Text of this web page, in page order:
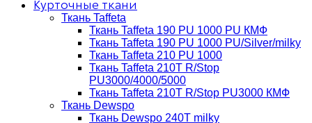
Курточные ткани
Ткань Taffeta
Ткань Taffeta 190 PU 1000 PU КМФ
Ткань Taffeta 190 PU 1000 PU/Silver/milky
Ткань Taffeta 210 PU 1000
Ткань Taffeta 210Т R/Stop
PU3000/4000/5000
Ткань Taffeta 210Т R/Stop PU3000 КМФ
Ткань Dewspo
Ткань Dewspo 240Т milky